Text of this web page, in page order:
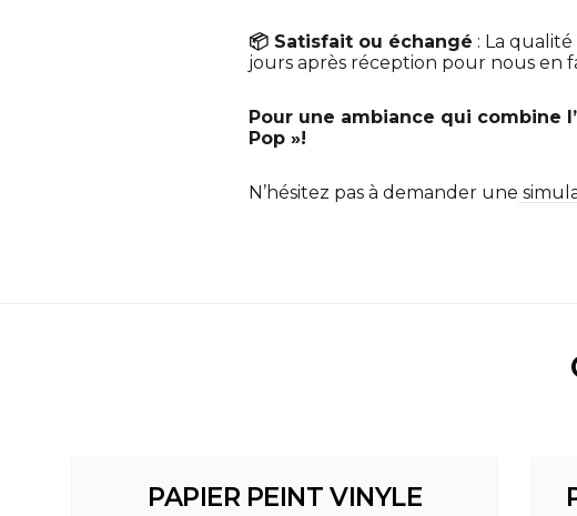
📦 Satisfait ou échangé : La
jours après réception pour nous en
Pour une ambiance qui combine
Pop »!
N’hésitez pas à demander une
PAPIER PEINT VINYLE